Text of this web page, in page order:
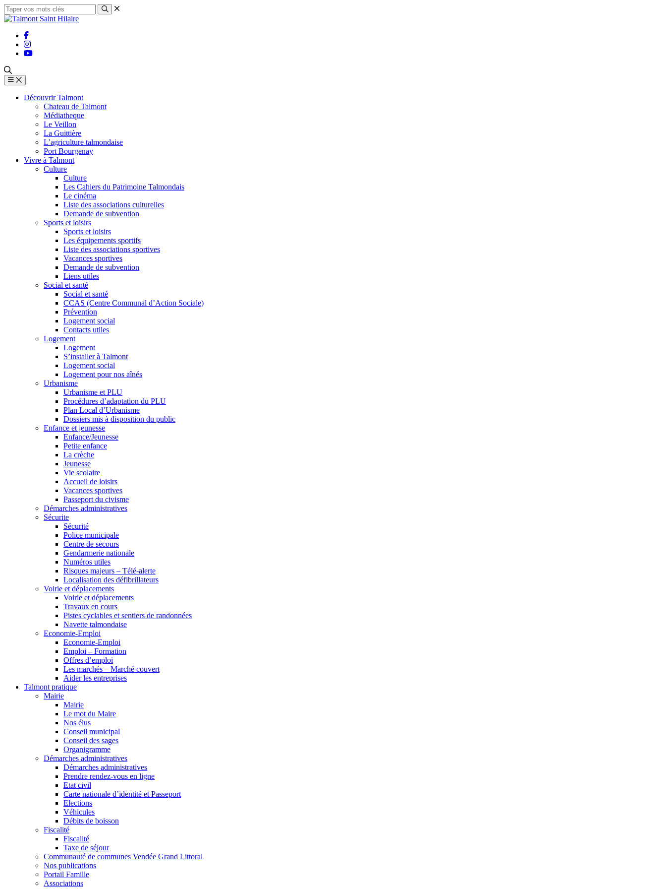
Découvrir Talmont
Chateau de Talmont
Médiatheque
Le Veillon
La Guittière
L’agriculture talmondaise
Port Bourgenay
Vivre à Talmont
Culture
Culture
Les Cahiers du Patrimoine Talmondais
Le cinéma
Liste des associations culturelles
Demande de subvention
Sports et loisirs
Sports et loisirs
Les équipements sportifs
Liste des associations sportives
Vacances sportives
Demande de subvention
Liens utiles
Social et santé
Social et santé
CCAS (Centre Communal d’Action Sociale)
Prévention
Logement social
Contacts utiles
Logement
Logement
S’installer à Talmont
Logement social
Logement pour nos aînés
Urbanisme
Urbanisme et PLU
Procédures d’adaptation du PLU
Plan Local d’Urbanisme
Dossiers mis à disposition du public
Enfance et jeunesse
Enfance/Jeunesse
Petite enfance
La crèche
Jeunesse
Vie scolaire
Accueil de loisirs
Vacances sportives
Passeport du civisme
Démarches administratives
Sécurite
Sécurité
Police municipale
Centre de secours
Gendarmerie nationale
Numéros utiles
Risques majeurs – Télé-alerte
Localisation des défibrillateurs
Voirie et déplacements
Voirie et déplacements
Travaux en cours
Pistes cyclables et sentiers de randonnées
Navette talmondaise
Economie-Emploi
Economie-Emploi
Emploi – Formation
Offres d’emploi
Les marchés – Marché couvert
Aider les entreprises
Talmont pratique
Mairie
Mairie
Le mot du Maire
Nos élus
Conseil municipal
Conseil des sages
Organigramme
Démarches administratives
Démarches administratives
Prendre rendez-vous en ligne
Etat civil
Carte nationale d’identité et Passeport
Elections
Véhicules
Débits de boisson
Fiscalité
Fiscalité
Taxe de séjour
Communauté de communes Vendée Grand Littoral
Nos publications
Portail Famille
Associations